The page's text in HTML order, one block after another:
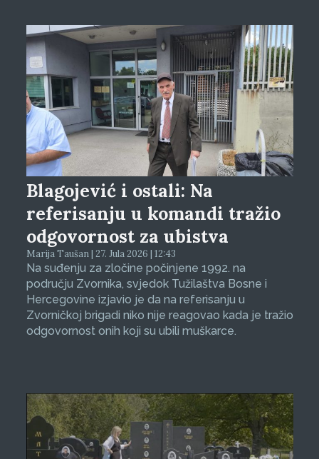
Blagojević i ostali: Na
referisanju u komandi tražio
odgovornost za ubistva
Marija Taušan | 27. Jula 2026 | 12:43
Na suđenju za zločine počinjene 1992. na
području Zvornika, svjedok Tužilaštva Bosne i
Hercegovine izjavio je da na referisanju u
Zvorničkoj brigadi niko nije reagovao kada je tražio
odgovornost onih koji su ubili muškarce.